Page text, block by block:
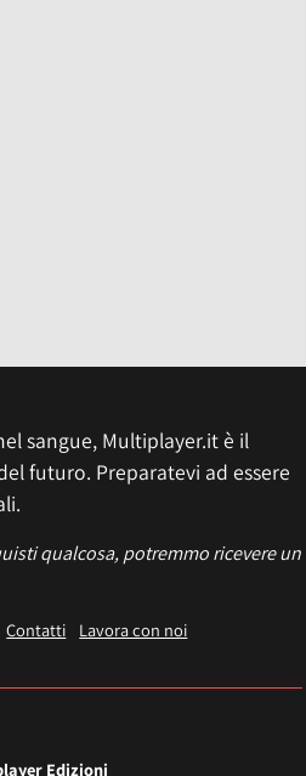
sangue, Multiplayer.it è il
futuro. Preparatevi ad essere
qualcosa, potremmo ricevere un
Contatti
Lavora con noi
Edizioni